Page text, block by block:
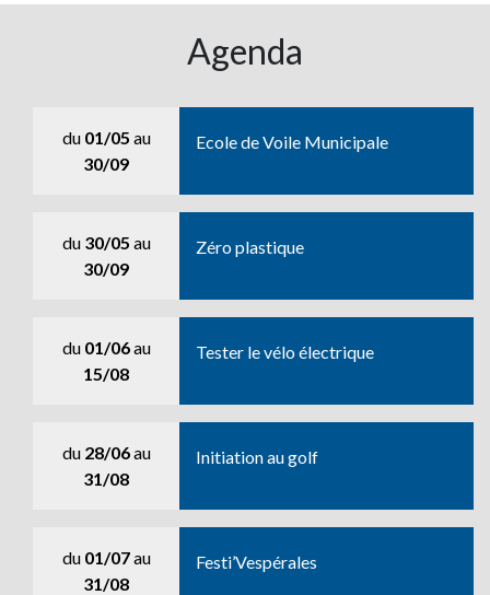
Agenda
du 01/05 au
30/09
Ecole de Voile Municipale
du 30/05 au
30/09
Zéro plastique
du 01/06au
15/08
Tester le vélo électrique
du 28/06au
31/08
Initiation au golf
du 01/07au
31/08
Festi’Vespérales